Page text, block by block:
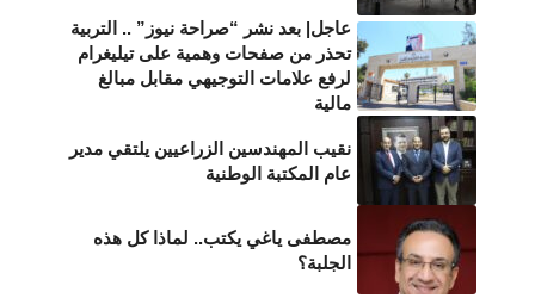
عاجل| بعد نشر “صراحة نيوز” .. التربية
تحذر من صفحات وهمية على تيليغرام
لرفع علامات التوجيهي مقابل مبالغ
مالية
نقيب المهندسين الزراعيين يلتقي مدير
عام المكتبة الوطنية
مصطفى ياغي يكتب.. لماذا كل هذه
الجلبة؟